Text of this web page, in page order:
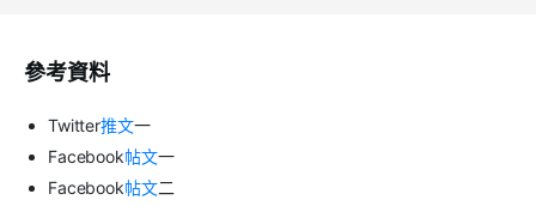
參考資料
Twitter推文一
Facebook帖文一
Facebook帖文二